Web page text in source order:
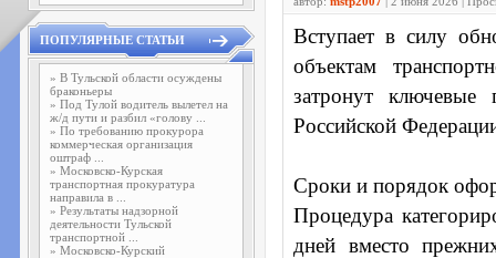
ПОПУЛЯРНЫЕ СТАТЬИ
» В Тульской области осуждены
браконьеры
» Под Тулой водитель вылетел на
ж/д пути и разбил «голову ...
» По требованию прокурора
коммерческая организация
оштраф ...
» Московско-Курская
транспортная прокуратура
направила в ...
» Результаты надзорной
деятельности Тульской
транспортной ...
» Московско-Курский
Вступает в силу
объектам
затронут ключевые
Российской
Сроки и порядок
Процедура
дней вместо